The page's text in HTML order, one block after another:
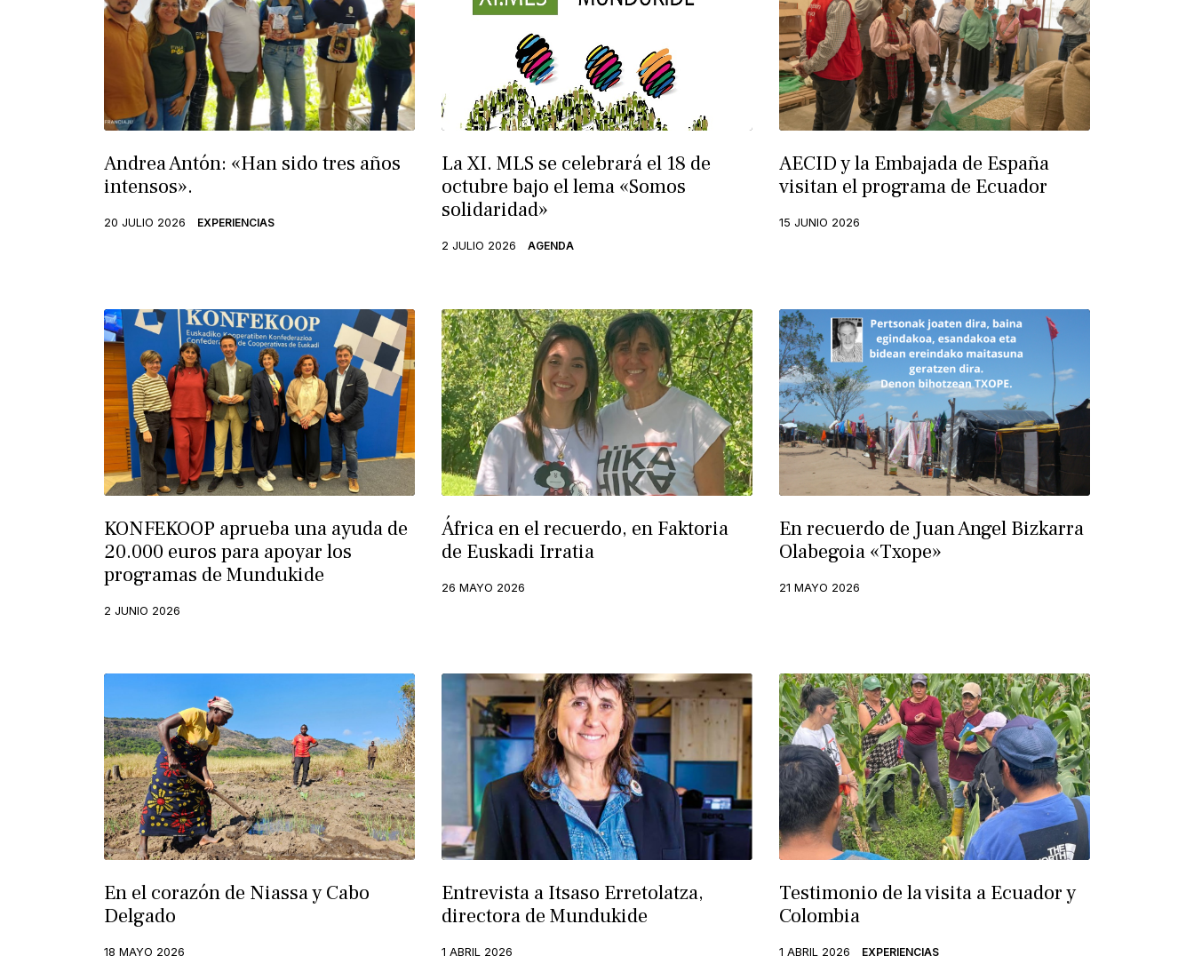
Andrea Antón: «Han sido tres años
intensos».
20 JULIO 2026 EXPERIENCIAS
La XI. MLS se celebrará el 18 de
octubre bajo el lema «Somos
solidaridad»
2 JULIO 2026 AGENDA
AECID y la Embajada de España
visitan el programa de Ecuador
15 JUNIO 2026
KONFEKOOP aprueba una ayuda de
20.000 euros para apoyar los
programas de Mundukide
2 JUNIO 2026
África en el recuerdo, en Faktoria
de Euskadi Irratia
26 MAYO 2026
En recuerdo de Juan Angel Bizkarra
Olabegoia «Txope»
21 MAYO 2026
En el corazón de Niassa y Cabo
Delgado
18 MAYO 2026
Entrevista a Itsaso Erretolatza,
directora de Mundukide
1 ABRIL 2026
Testimonio de la visita a Ecuador y
Colombia
1 ABRIL 2026 EXPERIENCIAS